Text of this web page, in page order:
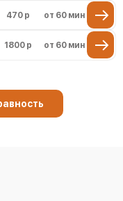
470 р от 60 мин
1800 р от 60 мин